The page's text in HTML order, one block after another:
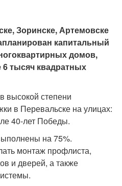
Зоринске, Артемовске
капитальный
домов,
тысяч квадратных
высокой степени
в Перевальске на улицах:
40-лет Победы.
на 75%.
монтаж профлиста,
и дверей, а также